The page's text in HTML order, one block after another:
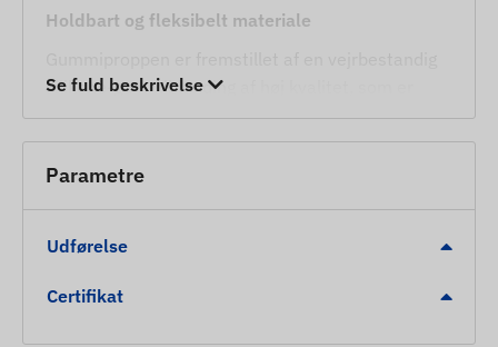
Holdbart og fleksibelt materiale
silikone-gummiblanding af høj kvalitet, som er
modstandsdygtig over for temperatursvingninger
og UV-stråling. Den bevarer sin fleksibilitet på lang
sigt og revner ikke.
Anvendelsesområder
Beskyttelse af enheder: Forsegling af USB-C-
stikket på FLEXBIKE GPS-trackere.
Se fuld beskrivelse
Parametre
Udførelse
Certifikat